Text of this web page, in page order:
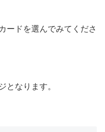
ードを選んでみてくださ
となります。